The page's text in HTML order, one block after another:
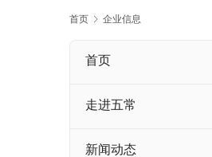
首页 企业信息
首页
走进五常
新闻动态